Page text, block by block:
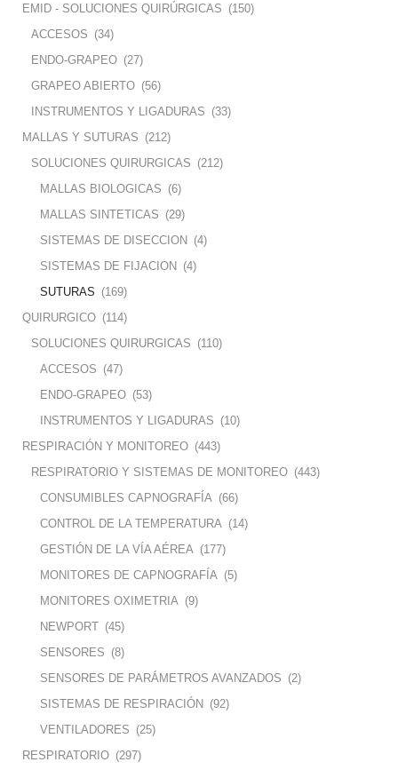
EMID - SOLUCIONES QUIRÚRGICAS (150)
ACCESOS (34)
ENDO-GRAPEO (27)
GRAPEO ABIERTO (56)
INSTRUMENTOS Y LIGADURAS (33)
MALLAS Y SUTURAS (212)
SOLUCIONES QUIRURGICAS (212)
MALLAS BIOLOGICAS (6)
MALLAS SINTETICAS (29)
SISTEMAS DE DISECCION
(4)
SISTEMAS DE FIJACION
(4)
SUTURAS (169)
QUIRURGICO (114)
SOLUCIONES QUIRURGICAS (110)
ACCESOS (47)
ENDO-GRAPEO (53)
INSTRUMENTOS Y LIGADURAS (10)
RESPIRACIÓN Y MONITOREO (443)
RESPIRATORIO Y SISTEMAS DE MONITOREO (443)
CONSUMIBLES CAPNOGRAFÍA (66)
CONTROL DE LA TEMPERATURA (14)
GESTIÓN DE LA VÍA AÉREA (177)
MONITORES DE CAPNOGRAFÍA (5)
MONITORES OXIMETRIA (9)
NEWPORT (45)
SENSORES (8)
SENSORES DE PARÁMETROS AVANZADOS (2)
SISTEMAS DE RESPIRACIÓN
(92)
VENTILADORES (25)
RESPIRATORIO (297)